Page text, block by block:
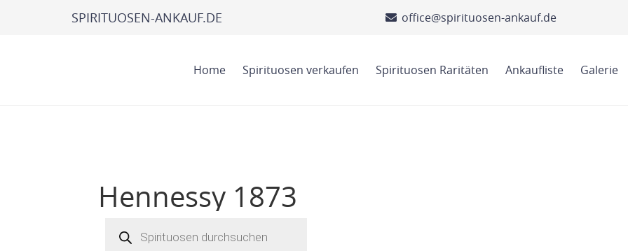
SPIRITUOSEN-ANKAUF.DE office@spirituosen-ankauf.de
Home Spirituosen verkaufen Spirituosen Raritäten Ankaufliste Galerie
Hennessy 1873
search